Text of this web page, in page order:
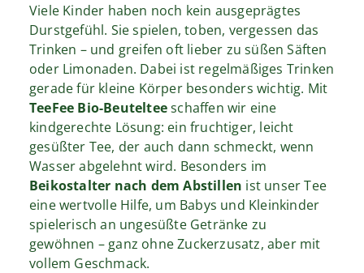
Viele Kinder haben noch kein ausgeprägtes
Durstgefühl. Sie spielen, toben, vergessen das
Trinken – und greifen oft lieber zu süßen Säften
oder Limonaden. Dabei ist regelmäßiges Trinken
gerade für kleine Körper besonders wichtig. Mit
TeeFee Bio-Beutelteeschaffen wir eine
kindgerechte Lösung: ein fruchtiger, leicht
gesüßter Tee, der auch dann schmeckt, wenn
Wasser abgelehnt wird. Besonders im
Beikostalter nach dem Abstillen ist unser Tee
eine wertvolle Hilfe, um Babys und Kleinkinder
spielerisch an ungesüßte Getränke zu
gewöhnen – ganz ohne Zuckerzusatz, aber mit
vollem Geschmack.